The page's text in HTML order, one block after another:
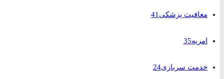
معافیت پزشکی41
امریه 35
خدمت سربازی 24